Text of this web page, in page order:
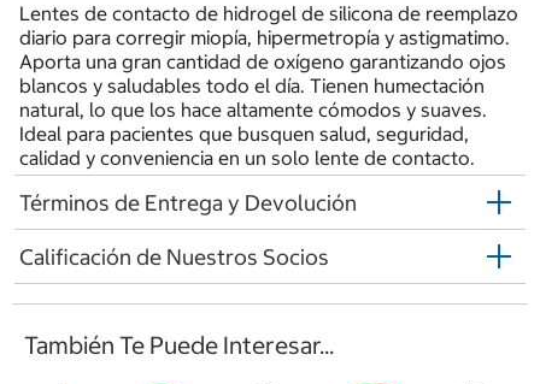
Lentes de contacto de hidrogel de silicona de reemplazo
diario para corregir miopía, hipermetropía y astigmatimo.
Aporta una gran cantidad de oxígeno garantizando ojos
blancos y saludables todo el día. Tienen humectación
natural, lo que los hace altamente cómodos y suaves.
Ideal para pacientes que busquen salud, seguridad,
calidad y conveniencia en un solo lente de contacto.
Términos de Entrega y Devolución
Calificación de Nuestros Socios
También Te Puede Interesar...